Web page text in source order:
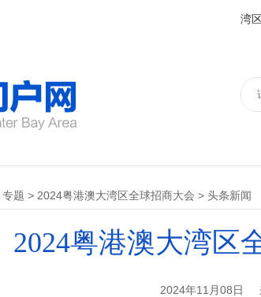
湾
专题 > 2024粤港澳大湾区全球招商大会 > 头条新闻
2024粤港澳大湾区
2024年11月08日